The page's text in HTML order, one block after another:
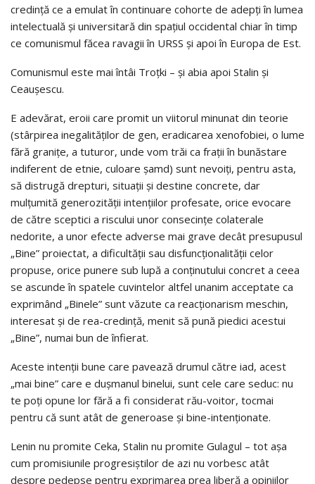
credință ce a emulat în continuare cohorte de adepți în lumea
intelectuală și universitară din spațiul occidental chiar în timp
ce comunismul făcea ravagii în URSS și apoi în Europa de Est.
Comunismul este mai întâi Troțki – și abia apoi Stalin și
Ceaușescu.
E adevărat, eroii care promit un viitorul minunat din teorie
(stârpirea inegalităților de gen, eradicarea xenofobiei, o lume
fără granițe, a tuturor, unde vom trăi ca frații în bunăstare
indiferent de etnie, culoare șamd) sunt nevoiți, pentru asta,
să distrugă drepturi, situații și destine concrete, dar
mulțumită generozității intențiilor profesate, orice evocare
de către sceptici a riscului unor consecinţe colaterale
nedorite, a unor efecte adverse mai grave decât presupusul
„Bine” proiectat, a dificultăţii sau disfuncţionalităţii celor
propuse, orice punere sub lupă a conţinutului concret a ceea
se ascunde în spatele cuvintelor altfel unanim acceptate ca
exprimând „Binele” sunt văzute ca reacţionarism meschin,
interesat şi de rea-credinţă, menit să pună piedici acestui
„Bine”, numai bun de înfierat.
Aceste intenţii bune care pavează drumul către iad, acest
„mai bine” care e duşmanul binelui, sunt cele care seduc: nu
te poţi opune lor fără a fi considerat rău-voitor, tocmai
pentru că sunt atât de generoase şi bine-intenţionate.
Lenin nu promite Ceka, Stalin nu promite Gulagul – tot așa
cum promisiunile progresiştilor de azi nu vorbesc atât
despre pedepse pentru exprimarea prea liberă a opiniilor